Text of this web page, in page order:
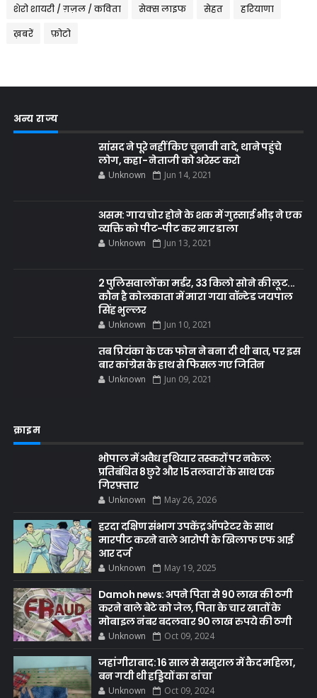
शेरो शायरी / ग़ज़ल / कविता सेक्स लाइफ सेहत हरियाणा
ख़बरें फ़ोटो
अन्य राज्य
सांसद ने पूरे नहीं किए चुनावी वादे, थाने पहुंचे
लोग, कहा- नेताजी को अरेस्ट करो
Unknown Jun 14, 2021
असम: गाय चोर होने के शक में गुस्साई भीड़ ने एक
व्यक्ति को पीट-पीट कर मार डाला
Unknown Jun 13, 2021
2 पुलिसवालों का मर्डर, 33 किलो सोने की लूट...
कौन है कोलकाता में मारा गया वॉन्टेड जयपाल
सिंह भुल्लर
Unknown Jun 10, 2021
तब प्रियंका के एक फोन ने बना दी थी बात, पर इस
बार कांग्रेस के हाथ से फिसल गए जितिन
Unknown Jun 09, 2021
क्राइम
भोपाल में अवैध हथियार तस्करों पर नकेल:
प्रतिबंधित 8 छुरे और 15 तलवारों के साथ एक
गिरफ़्तार
Unknown May 26, 2026
हरदा दक्षिण संभाग उपकेंद्र ऑपरेटर के साथ
मारपीट करने वाले आरोपी के खिलाफ एफ आई
आर दर्ज
Unknown May 19, 2025
Damoh news: अपने पिता से 90 लाख की ठगी
करने वाले बेटे को जेल, पिता के चार खातों के
मोबाइल नंबर बदलवार 90 लाख रुपये की ठगी
Unknown Oct 09, 2024
जहांगीराबाद: 16 साल से ससुराल में कैद महिला,
बन गयी थी हड्डियों का ढांचा
Unknown Oct 09, 2024